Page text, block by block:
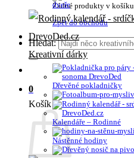
Žádné produkty v košíku.
Zpět do obchodu
Hledat:
0
Košík
dveře
Kreativní dárky
Dřevěné pokladničky
Kalendáře – Rodinné
Nástěnné hodiny